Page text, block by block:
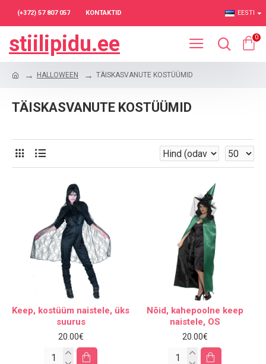
(+372) 57 807 057 KONTAKTID EESTI
stiilipidu.ee 0
HALLOWEEN TÄISKASVANUTE KOSTÜÜMID
TÄISKASVANUTE KOSTÜÜMID
Keep, kostüüm naistele, üks
suurus
20.00€
Nõid, kahepoolne keep
naistele, OS
20.00€